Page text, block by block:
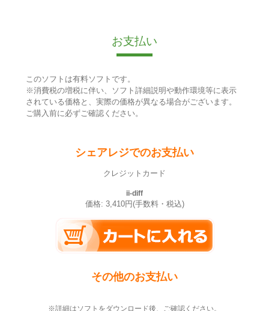
お支払い
このソフトは有料ソフトです。
※消費税の増税に伴い、ソフト詳細説明や動作環境等に表示
されている価格と、実際の価格が異なる場合がございます。
ご購入前に必ずご確認ください。
シェアレジでのお支払い
クレジットカード
ii-diff
価格: 3,410円(手数料・税込)
その他のお支払い
※詳細はソフトをダウンロード後、ご確認ください。